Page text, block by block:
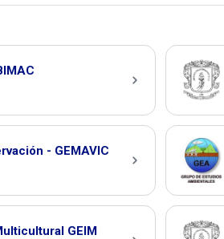
- GEMAVIC
GEIM